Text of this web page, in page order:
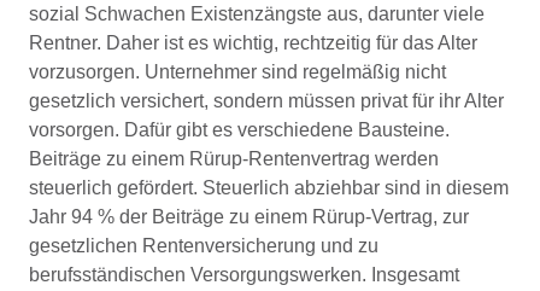
sozial Schwachen Existenzängste aus, darunter viele
Rentner. Daher ist es wichtig, rechtzeitig für das Alter
vorzusorgen. Unternehmer sind regelmäßig nicht
gesetzlich versichert, sondern müssen privat für ihr Alter
vorsorgen. Dafür gibt es verschiedene Bausteine.
Beiträge zu einem Rürup-Rentenvertrag werden
steuerlich gefördert. Steuerlich abziehbar sind in diesem
Jahr 94 % der Beiträge zu einem Rürup-Vertrag, zur
gesetzlichen Rentenversicherung und zu
berufsständischen Versorgungswerken. Insgesamt